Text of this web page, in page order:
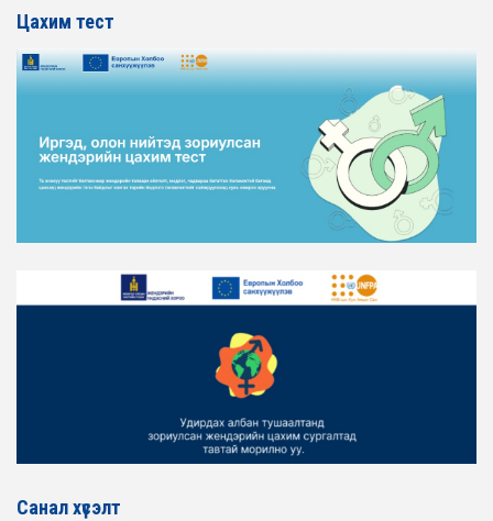
ЖЕНДЭРИЙН ҮНДЭСНИЙ ХОРООНЫ АЖЛЫН АЛБАНЫ
ТӨЛӨӨЛӨЛ ХОТ БАЙГУУЛАЛТ, БАРИЛГА, ОРОН
СУУЦЖУУЛАЛТЫН ЯАМАНД АЖИЛЛАВ
2026-02-16
ЖЕНДЭРИЙН ЭРХ ТЭГШ БАЙДЛЫГ ХАНГАХ ҮЙЛ
АЖИЛЛАГААГ ЭРЧИМЖҮҮЛЭХ САРЫН ХУВААРЬТАЙ
2026-02-16
ЖЕНДЭРИЙН ҮНДЭСНИЙ ХОРООНЫ АЖЛЫН АЛБАНЫ
ТӨЛӨӨЛӨЛ ЗАМ ТЭЭВРИЙН ЯАМАНД АЖИЛЛАВ
ЖЕНДЭРИЙН ҮНДЭСНИЙ ХОРООНЫ АЖЛЫН АЛБАНЫ
ТӨЛӨӨЛӨЛ БАТЛАН ХАМГААЛАХ ЯАМАНД
Цахим тест
Санал хүсэлт